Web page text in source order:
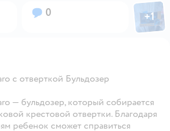
Вопросов:
0 Фото
+1
с отверткой Бульдозер
— бульдозер, который собирается
крестовой отвертки. Благодаря
ребенок сможет справиться